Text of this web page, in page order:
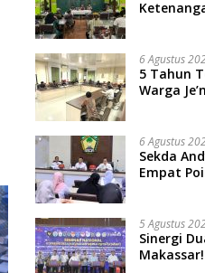
Sepihak,
Adat dan
6 Agustus
5 Tahun
Warga
6 Agustus
Sekda
Empat
5 Agustus
Sinergi